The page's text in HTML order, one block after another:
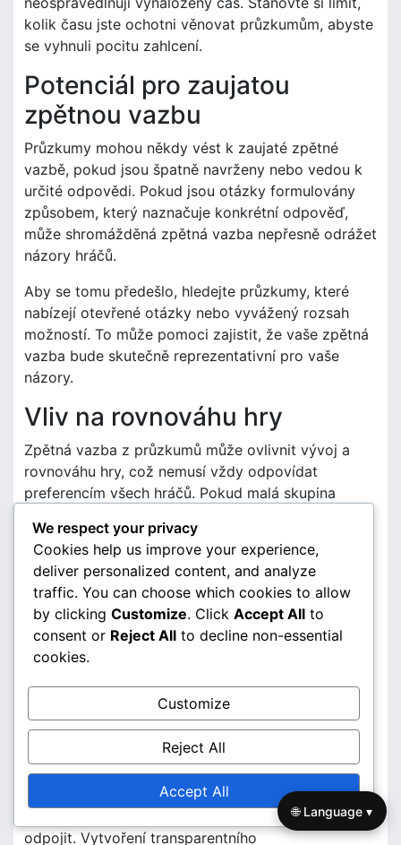
kolik času jste ochotni věnovat průzkumům, abyste
se vyhnuli pocitu zahlcení.
Potenciál pro zaujatou
zpětnou vazbu
Průzkumy mohou někdy vést k zaujaté zpětné
vazbě, pokud jsou špatně navrženy nebo vedou k
určité odpovědi. Pokud jsou otázky formulovány
způsobem, který naznačuje konkrétní odpověď,
může shromážděná zpětná vazba nepřesně odrážet
názory hráčů.
Aby se tomu předešlo, hledejte průzkumy, které
nabízejí otevřené otázky nebo vyvážený rozsah
možností. To může pomoci zajistit, že vaše zpětná
vazba bude skutečně reprezentativní pro vaše
názory.
Vliv na rovnováhu hry
Zpětná vazba z průzkumů může ovlivnit vývoj a
rovnováhu hry, což nemusí vždy odpovídat
preferencím všech hráčů. Pokud malá skupina
vést ke změnám, které negativně ovlivní celkový
herní zážitek pro ostatní.
Buďte informováni o tom, jak jsou výsledky
průzkumů využívány v aktualizacích hry. Zapojení
se do diskusí v komunitě může pomoci zajistit, že
budou zohledněny různé perspektivy hráčů při
Problémy s důvěrou uživatelů
Opakované negativní zkušenosti s průzkumy
mohou erodovat důvěru uživatelů ve vývojáře hry.
Pokud hráči mají pocit, že jejich
zpětná vazbaje
ignorována nebo manipulována, mohou se od hry
odpojit. Vytvoření transparentního
We respect your privacy
Cookies help us improve your experience,
deliver personalized content, and analyze
traffic. You can choose which cookies to allow
by clicking Customize. Click Accept All to
consent or Reject All to decline non-essential
cookies.
Customize
Reject All
Accept All
🌐 Language ▾